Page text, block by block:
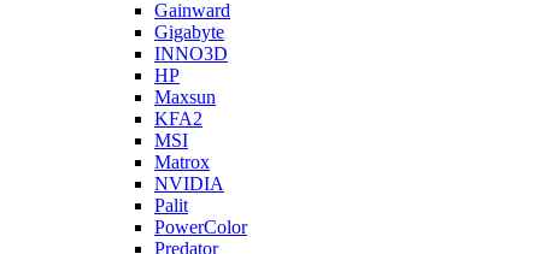
Gainward
Gigabyte
INNO3D
HP
Maxsun
KFA2
MSI
Matrox
NVIDIA
Palit
PowerColor
Predator